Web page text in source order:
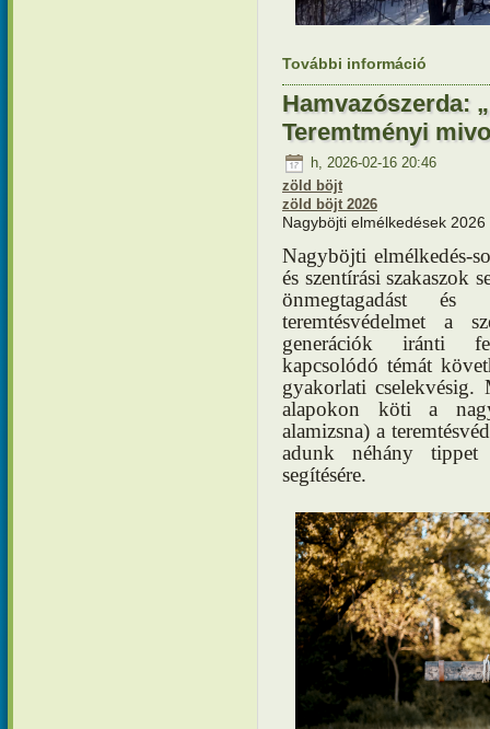
További információ
Hamvazószerda:
Teremtményi
h, 2026-02-16 20:46
zöld böjt
zöld böjt 2026
Nagyböjti elmélkedések 2026
Nagyböjti elmélkedés-
és szentírási szakaszok
önmegtagadást
teremtésvédelmet a
generációk iránti
kapcsolódó témát
gyakorlati cselekvésig.
alapokon köti a
alamizsna) a
adunk néhány tippet
segítésére.